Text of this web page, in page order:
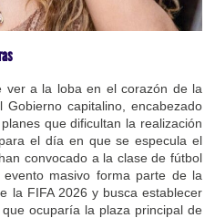
ver a la loba en el corazón de la
capitalino, encabezado
que dificultan la realización
el día en que se especula el
convocado a la clase de fútbol
masivo forma parte de la
la FIFA 2026 y busca establecer
ocuparía la plaza principal de